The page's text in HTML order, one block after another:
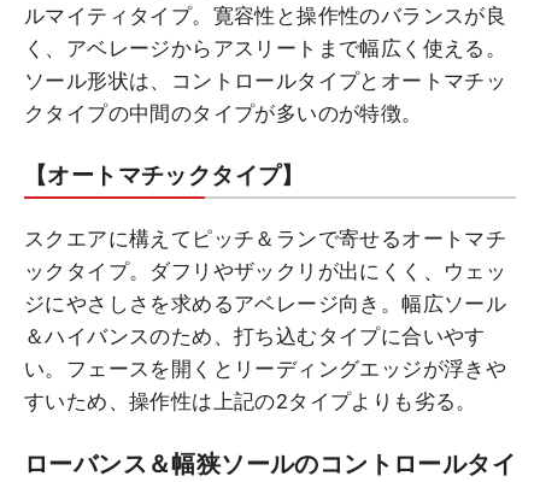
ルマイティタイプ。寛容性と操作性のバランスが良
く、アベレージからアスリートまで幅広く使える。
ソール形状は、コントロールタイプとオートマチッ
クタイプの中間のタイプが多いのが特徴。
【オートマチックタイプ】
スクエアに構えてピッチ＆ランで寄せるオートマチ
ックタイプ。ダフリやザックリが出にくく、ウェッ
ジにやさしさを求めるアベレージ向き。幅広ソール
＆ハイバンスのため、打ち込むタイプに合いやす
い。フェースを開くとリーディングエッジが浮きや
すいため、操作性は上記の2タイプよりも劣る。
ローバンス＆幅狭ソールのコントロールタイ